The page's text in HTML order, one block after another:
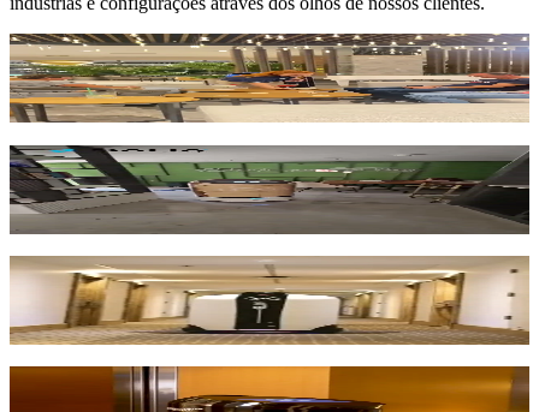
Sural Hotel
Lexia Otel
Novotel Otel